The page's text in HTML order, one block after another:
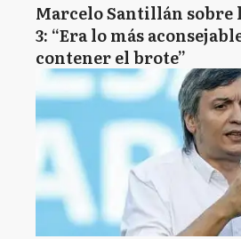
Marcelo Santillán sobre
3: “Era lo más
contener el brote”